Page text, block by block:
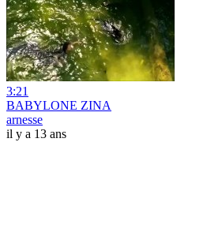
3:21
BABYLONE ZINA
arnesse
il y a 13 ans